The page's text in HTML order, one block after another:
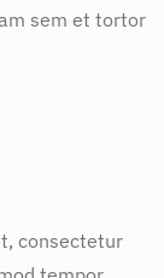
sem et tortor.
consectetur